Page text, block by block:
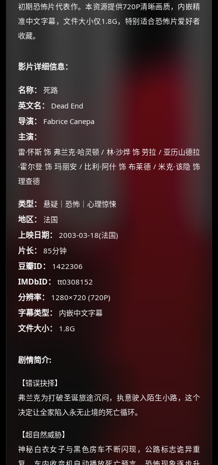
初期恐怖片代表作。本资源提供720P清晰画质，内嵌精
准中文字幕，文件大小仅1.8G，特别适合恐怖片爱好者
收藏。
影片详细信息：
名称： 死路
英文名： Dead End
导演： Fabrice Canepa
主演：
雷·怀斯 饰 弗兰克·哈灵顿 / 林·沙烨 饰 劳拉 / 亚历山德拉
·霍尔登 饰 玛丽安 / 比利·阿什 饰 布莱德 / 米克·该隐 饰
理查德
类型： 悬疑｜恐怖｜心理惊悚
地区： 法国
上映日期： 2003-03-18(法国)
片长： 85分钟
豆瓣ID： 1422306
IMDbID： tt0308152
分辨率： 1280×720 (720P)
字幕类型： 内嵌中文字幕
文件大小： 1.8G
剧情简介:
【错误抉择】
弗兰克为打破圣诞旅途沉闷，执意驶入陌生小路，这个
决定让全家陷入永无止境的死亡循环。
【超自然威胁】
神秘白衣女子与黑色房车不断闪现，公路标志诡异重
🧧 福利领取站
朋友们辛苦了 💦
如夸克12个月送14天 最低75元！
⚡ 前往【大淘客】领红包